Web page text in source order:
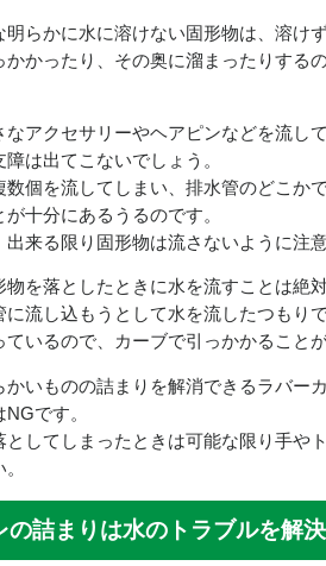
明らかに水に溶けない固形物は、溶け
かかったり、その奥に溜まったりする
なアクセサリーやヘアピンなどを流し
は出てこないでしょう。
数個を流してしまい、排水管のどこか
十分にあるうるのです。
出来る限り固形物は流さないように注
物を落としたときに水を流すことは絶
に流し込もうとして水を流したつもり
ているので、カーブで引っかかること
かいものの詰まりを解消できるラバー
です。
としてしまったときは可能な限り手や
の詰まりは水のトラブルを解